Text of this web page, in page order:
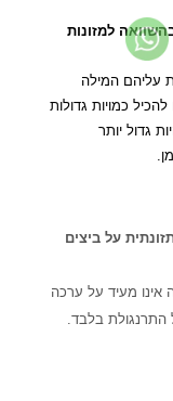
למזונות
עליהם המילה
כמויות גדולות
גדול יותר
על ביצים
מעיד על ערכה
התרנגולת בלבד.